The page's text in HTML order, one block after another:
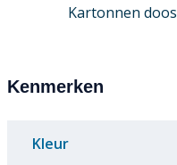
Kartonnen doos
Kenmerken
Kleur